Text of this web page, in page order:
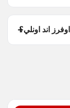
اند اونلي؟